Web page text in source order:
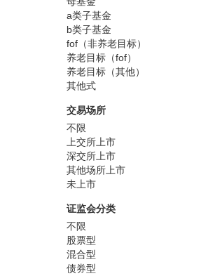
a类子基金
b类子基金
fof（非养老目标）
养老目标（fof）
养老目标（其他）
其他式
交易场所
不限
上交所上市
深交所上市
其他场所上市
未上市
证监会分类
不限
股票型
混合型
债券型